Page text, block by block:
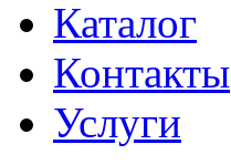
Каталог
Контакты
Услуги